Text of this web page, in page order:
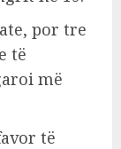
por tre
të
më
të